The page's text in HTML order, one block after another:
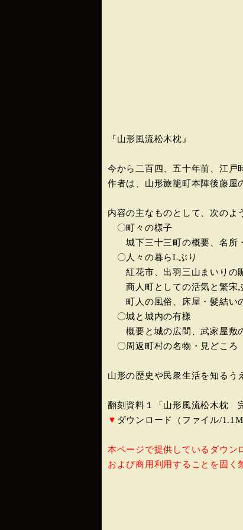
『山形風流松木枕』
今から二百四、五十年前、江戸
作者は、山形旅籠町本陣後藤屋
内容の主なものとして、次のよ
〇町々の樣子
城下三十三町の概要、名所・
〇人々の暮らLぶり
紅花市、出羽三山まいりの賑
商人町としての活気と繁宋
町人の風俗、床屋・髮結いの
〇城と城内の有樣
概要と城の広間、武家屋敷の
〇周返町村の名物・見どころ
山形の歴史や民衆生活を知るう
翻刻資料１「山形風流松木枕
▼ ダウンロード（ファイル/
本ページで提供しているダウン
および商用利用することを固く